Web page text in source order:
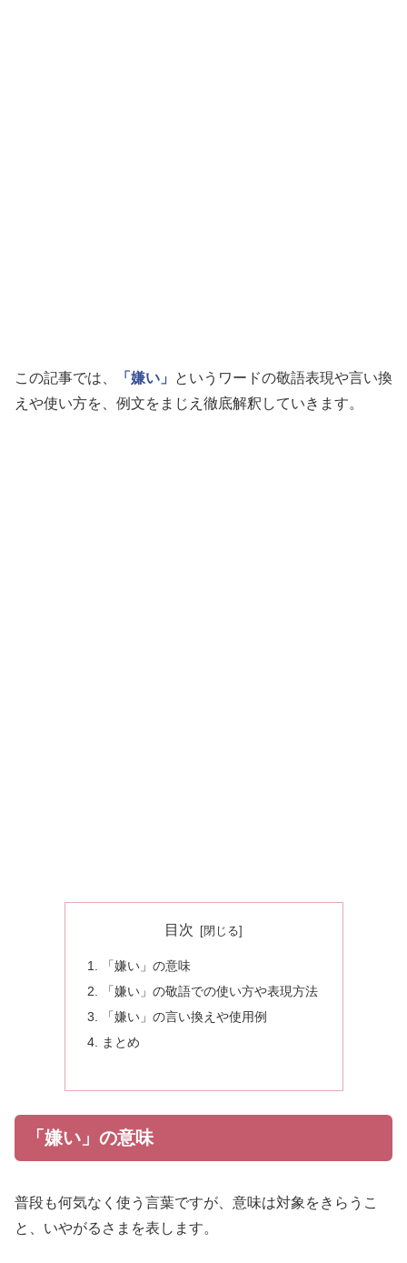
この記事では、 「嫌い」
というワードの敬語表現や言い換
えや使い方を、例文をまじえ徹底解釈していきます。
目次
「嫌い」の意味
「嫌い」の敬語での使い方や表現方法
「嫌い」の言い換えや使用例
まとめ
「嫌い」の意味
普段も何気なく使う言葉ですが、意味は対象をきらうこ
と、いやがるさまを表します。